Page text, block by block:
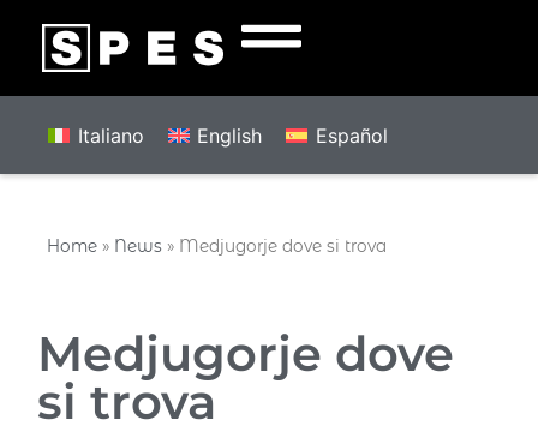
Italiano English Español
Home » News » Medjugorje dove si trova
Medjugorje dove
si trova